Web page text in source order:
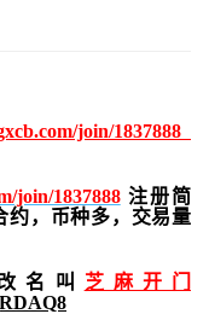
join/1837888
join/1837888注册简
， 币种多，交易量
名叫 芝麻开门